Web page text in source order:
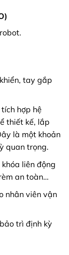
tay gắp
hợp hệ
thiết kế, lắp
là một khoản
quan trọng.
liên động
an toàn…
nhân viên vận
trì định kỳ